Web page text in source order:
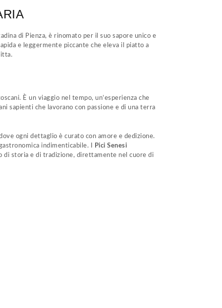
di Pienza, è rinomato per il suo sapore unico e
e leggermente piccante che eleva il piatto a
È un viaggio nel tempo, un’esperienza che
sapienti che lavorano con passione e di una terra
ogni dettaglio è curato con amore e dedizione.
indimenticabile. I
Pici Senesi
di storia e di tradizione, direttamente nel cuore di